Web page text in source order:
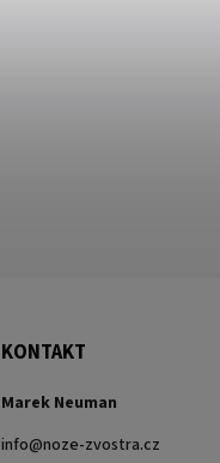
KONTAKT
Marek Neuman
info@noze-zvostra.cz